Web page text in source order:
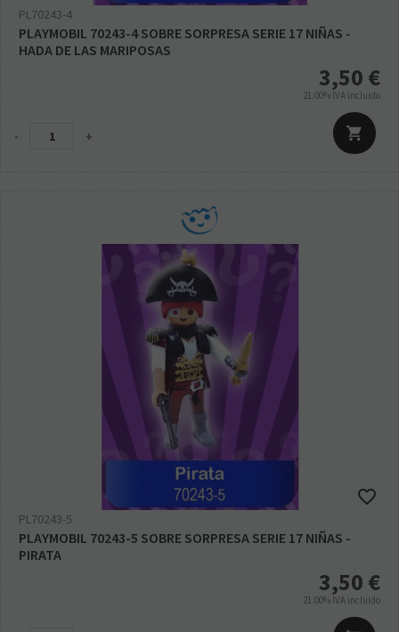
PL70243-4
PLAYMOBIL 70243-4 SOBRE SORPRESA SERIE 17 NIÑAS -
HADA DE LAS MARIPOSAS
3,50 €
21.00% IVA incluido
- +
PL70243-5
PLAYMOBIL 70243-5 SOBRE SORPRESA SERIE 17 NIÑAS -
PIRATA
3,50 €
21.00% IVA incluido